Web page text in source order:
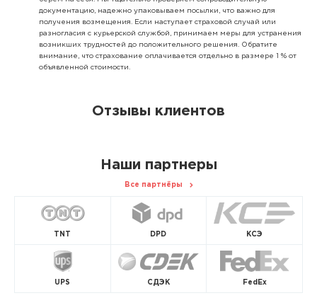
документацию, надежно упаковываем посылки, что важно для
получения возмещения. Если наступает страховой случай или
разногласия с курьерской службой, принимаем меры для устранения
возникших трудностей до положительного решения. Обратите
внимание, что страхование оплачивается отдельно в размере 1 % от
объявленной стоимости.
Отзывы клиентов
Наши партнеры
Все партнёры
TNT DPD КСЭ
UPS СДЭК FedEx